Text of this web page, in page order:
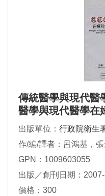
傳統醫學與現代醫
醫學與現代醫學在
出版單位： 行政院衛生
作/編/譯者：呂鴻基，
GPN：1009603055
出版／創刊日期：
價格：300